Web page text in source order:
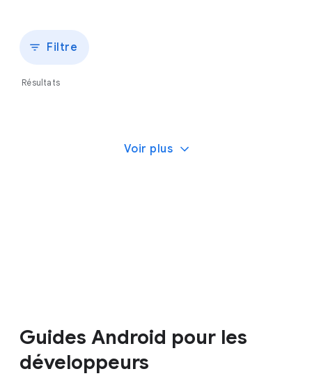
Filtre
Résultats
Voir plus
Guides Android pour les
développeurs